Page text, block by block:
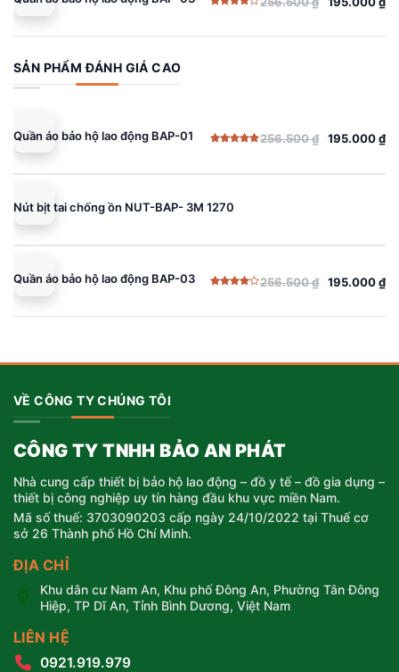
hạng
Giá
là:
256.500 ₫.
Giá
tại
là:
195.000 ₫.
SẢN PHẨM ĐÁNH GIÁ CAO
Quần áo bảo hộ lao động BAP-01
5 sao
256.500₫
Giá
là:
195.000₫
Giá
tại
195.000 ₫.
Nút bịt tai chống ồn NUT-BAP- 3M 1270
Quần áo bảo hộ lao động BAP-03
hạng
256.500₫
Giá
gốc
là:
195.000₫
Giá
hiện
tại
VỀ CÔNG TY CHÚNG TÔI
CÔNG TY TNHH BẢO AN PHÁT
Nhà cung cấp thiết bị bảo hộ lao động – đồ y tế – đồ gia dụng –
thiết bị công nghiệp uy tín hàng đầu khu vực miền Nam.
Mã số thuế: 3703090203 cấp ngày 24/10/2022 tại Thuế cơ
sở 26 Thành phố Hồ Chí Minh.
ĐỊA CHỈ
Khu dân cư Nam An, Khu phố Đông An, Phường Tân Đông
Hiệp, TP Dĩ An, Tỉnh Bình Dương, Việt Nam
LIÊN HỆ
0921.919.979